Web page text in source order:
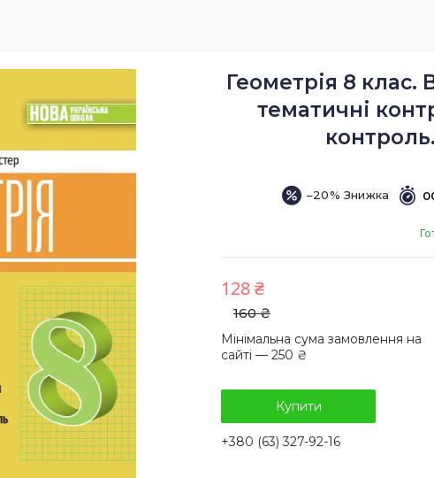
Геометрія 8 клас.
тематичні
–20% 0
160 ₴
128 ₴
Мінімальна сума замовлення на
сайті — 250 ₴
Купити
+380 (63) 327-92-16